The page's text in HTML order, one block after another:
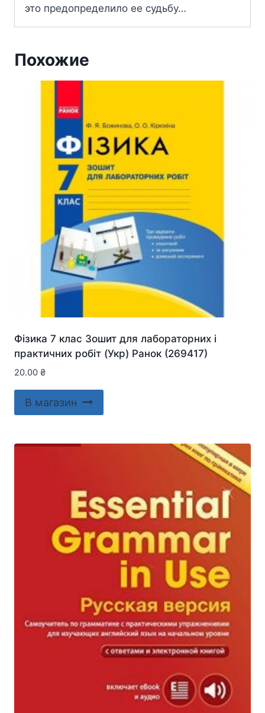
это предопределило ее судьбу…
Похожие
Фізика 7 клас Зошит для лабораторних і
практичних робіт (Укр) Ранок (269417)
20.00 ₴
В магазин